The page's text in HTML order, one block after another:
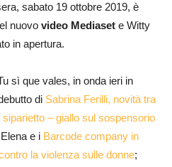
sabato 19 ottobre 2019, è
nuovo video Mediaset e Witty
in apertura.
sì que vales, in onda ieri in
di Sabrina Ferilli, novità tra
siparietto – giallo sul sospensorio
e i Barcode company in
la violenza sulle donne;